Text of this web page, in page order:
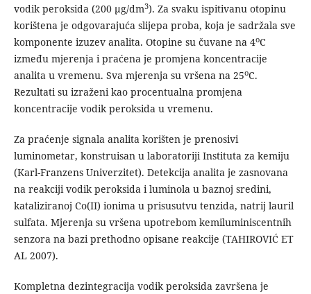
vodik peroksida (200 µg/dm3). Za svaku ispitivanu otopinu
korištena je odgovarajuća slijepa proba, koja je sadržala sve
komponente izuzev analita. Otopine su čuvane na 4oC
između mjerenja i praćena je promjena koncentracije
analita u vremenu. Sva mjerenja su vršena na 25oC.
Rezultati su izraženi kao procentualna promjena
koncentracije vodik peroksida u vremenu.
Za praćenje signala analita korišten je prenosivi
luminometar, konstruisan u laboratoriji Instituta za kemiju
(Karl-Franzens Univerzitet). Detekcija analita je zasnovana
na reakciji vodik peroksida i luminola u baznoj sredini,
kataliziranoj Co(II) ionima u prisusutvu tenzida, natrij lauril
sulfata. Mjerenja su vršena upotrebom kemiluminiscentnih
senzora na bazi prethodno opisane reakcije (TAHIROVIĆ ET
AL 2007).
Kompletna dezintegracija vodik peroksida završena je